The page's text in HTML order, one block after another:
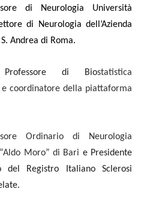
di Neurologia Università
di Neurologia dell’Azienda
Andrea di Roma.
di Biostatistica
e coordinatore della piattaforma
Ordinario di Neurologia
Moro” di Bari e Presidente
del Registro Italiano Sclerosi